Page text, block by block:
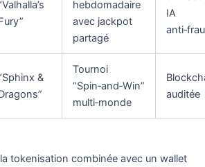
hebdomadaire
avec jackpot
partagé
IA
&
Tournoi
“Spin‑and‑Win”
multi‑monde
auditée
tokenisation combinée avec un wallet